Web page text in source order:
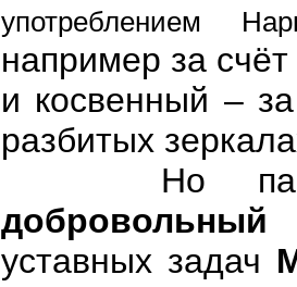
употреблением
например за
и косвенный –
разбитых
Но
уставных задач